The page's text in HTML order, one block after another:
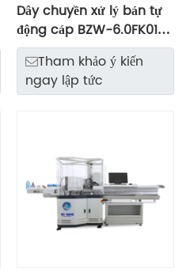
Dây chuyền xử lý bán tự
động cáp BZW-6.0FK01
FAKRA
Tham khảo ý kiến ​​
ngay lập tức